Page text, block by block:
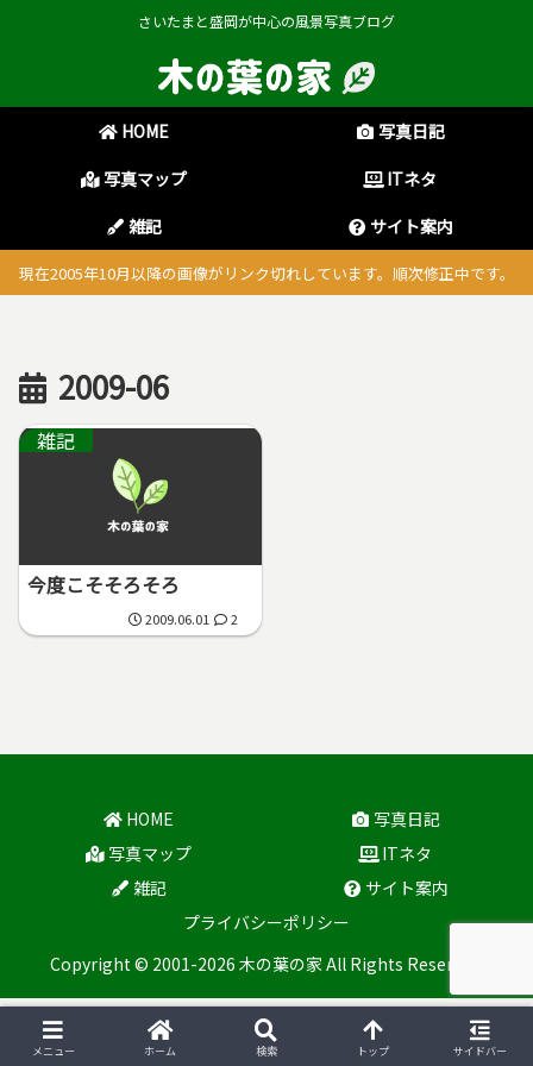
さいたまと盛岡が中心の風景写真ブログ
HOME
写真日記
写真マップ
ITネタ
雑記
サイト案内
現在2005年10月以降の画像がリンク切れしています。順次修正中です。
2009-06
雑記
今度こそそろそろ
2009.06.01 2
HOME
写真日記
写真マップ
ITネタ
雑記
サイト案内
プライバシーポリシー
Copyright © 2001-2026 木の葉の家 All Rights Reserved.
メニュー ホーム 検索 トップ サイドバー